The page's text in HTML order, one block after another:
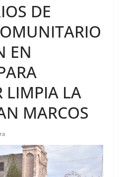
DE
EN
LIMPIA LA
MARCOS